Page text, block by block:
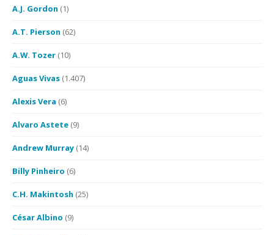
A.J. Gordon (1)
A.T. Pierson (62)
A.W. Tozer (10)
Aguas Vivas (1.407)
Alexis Vera (6)
Alvaro Astete (9)
Andrew Murray (14)
Billy Pinheiro (6)
C.H. Makintosh (25)
César Albino (9)